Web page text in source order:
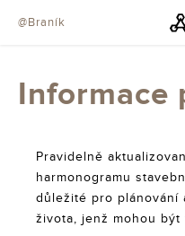
@Braník
Informace
Pravidelně
harmonogramu
důležité pro plánování
života, jenž mohou